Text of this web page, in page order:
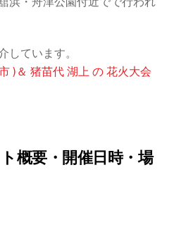
しています。
)＆ 猪苗代 湖上 の 花火大会
概要・開催日時・場